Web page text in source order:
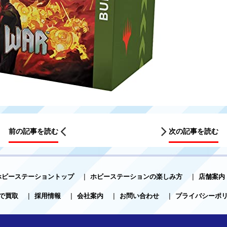
前の記事を読む 次の記事を読む
ーステーショントップ | ホビーステーションの楽しみ方 | 店舗案内
買取
| 採用情報 | 会社案内 | お問い合わせ | プライバシーポ